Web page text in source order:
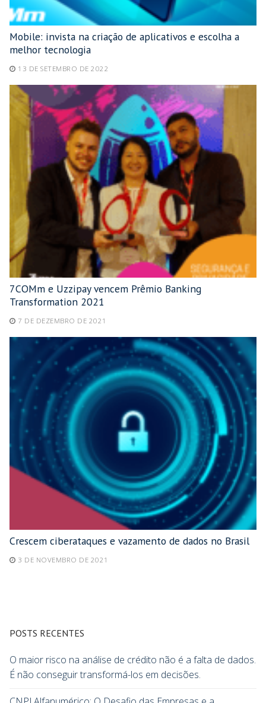
Mobile: invista na criação de aplicativos e escolha a
melhor tecnologia
13 DE SETEMBRO DE 2022
7COMm e Uzzipay vencem Prêmio Banking
Transformation 2021
7 DE DEZEMBRO DE 2021
Crescem ciberataques e vazamento de dados no Brasil
3 DE NOVEMBRO DE 2021
POSTS RECENTES
O maior risco na análise de crédito não é a falta de dados.
É não conseguir transformá-los em decisões.